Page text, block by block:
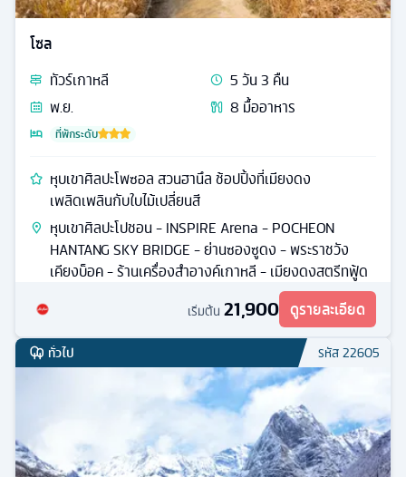
โซล
ทัวร์เกาหลี 5วัน3 คืน
พ.ย.
8 มื้ออาหาร
ที่พักระดับ
หุบเขาศิลปะโพซอล สวนฮานึล ช้อปปิ้งที่เมียงดง
เพลิดเพลินกับใบไม้เปลี่ยนสี
หุบเขาศิลปะโปชอน - INSPIRE Arena - POCHEON
HANTANG SKY BRIDGE - ย่านซองซูดง - พระราชวัง
เคียงบ็อค - ร้านเครื่องสำอางค์เกาหลี - เมียงดงสตรีทฟู้ด
เริ่มต้น 21,900 ดูรายละเอียด
ทั่วไป รหัส22605